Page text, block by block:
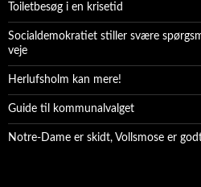
Toiletbesøg i en krisetid
Socialdemokratiet stiller svære
veje
Herlufsholm kan mere!
Guide til kommunalvalget
Notre-Dame er skidt, Vollsmose er